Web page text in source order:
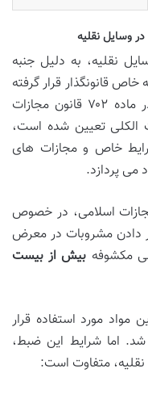
وسایل نقلیه
نقلیه، به دلیل جنبه
قانونگذار قرار گرفته
است. علاوه بر مجازات های کلی که در ماده ۷۰۲ قانون مجازات
الکلی تعیین شده است،
به شرایط خاص و مجازات های
می پردازد.
از ماده ۷۰۳ قانون مجازات اسلامی، در خصوص
(حمل و نگهداری) و ۷۰۳ (قرار دادن مشروبات در معرض
مکشوفه بیش از بیست
مواد مورد استفاده قرار
اما شرایط این ضبط،
نقلیه، متفاوت است: